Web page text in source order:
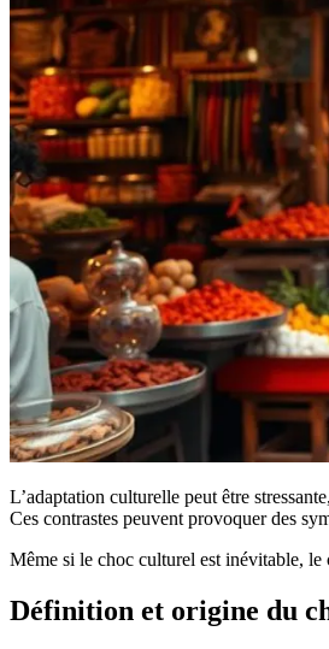
L’adaptation culturelle peut être
Ces contrastes peuvent provoquer des
Même si le choc culturel est inévitable, le
Définition et origine du